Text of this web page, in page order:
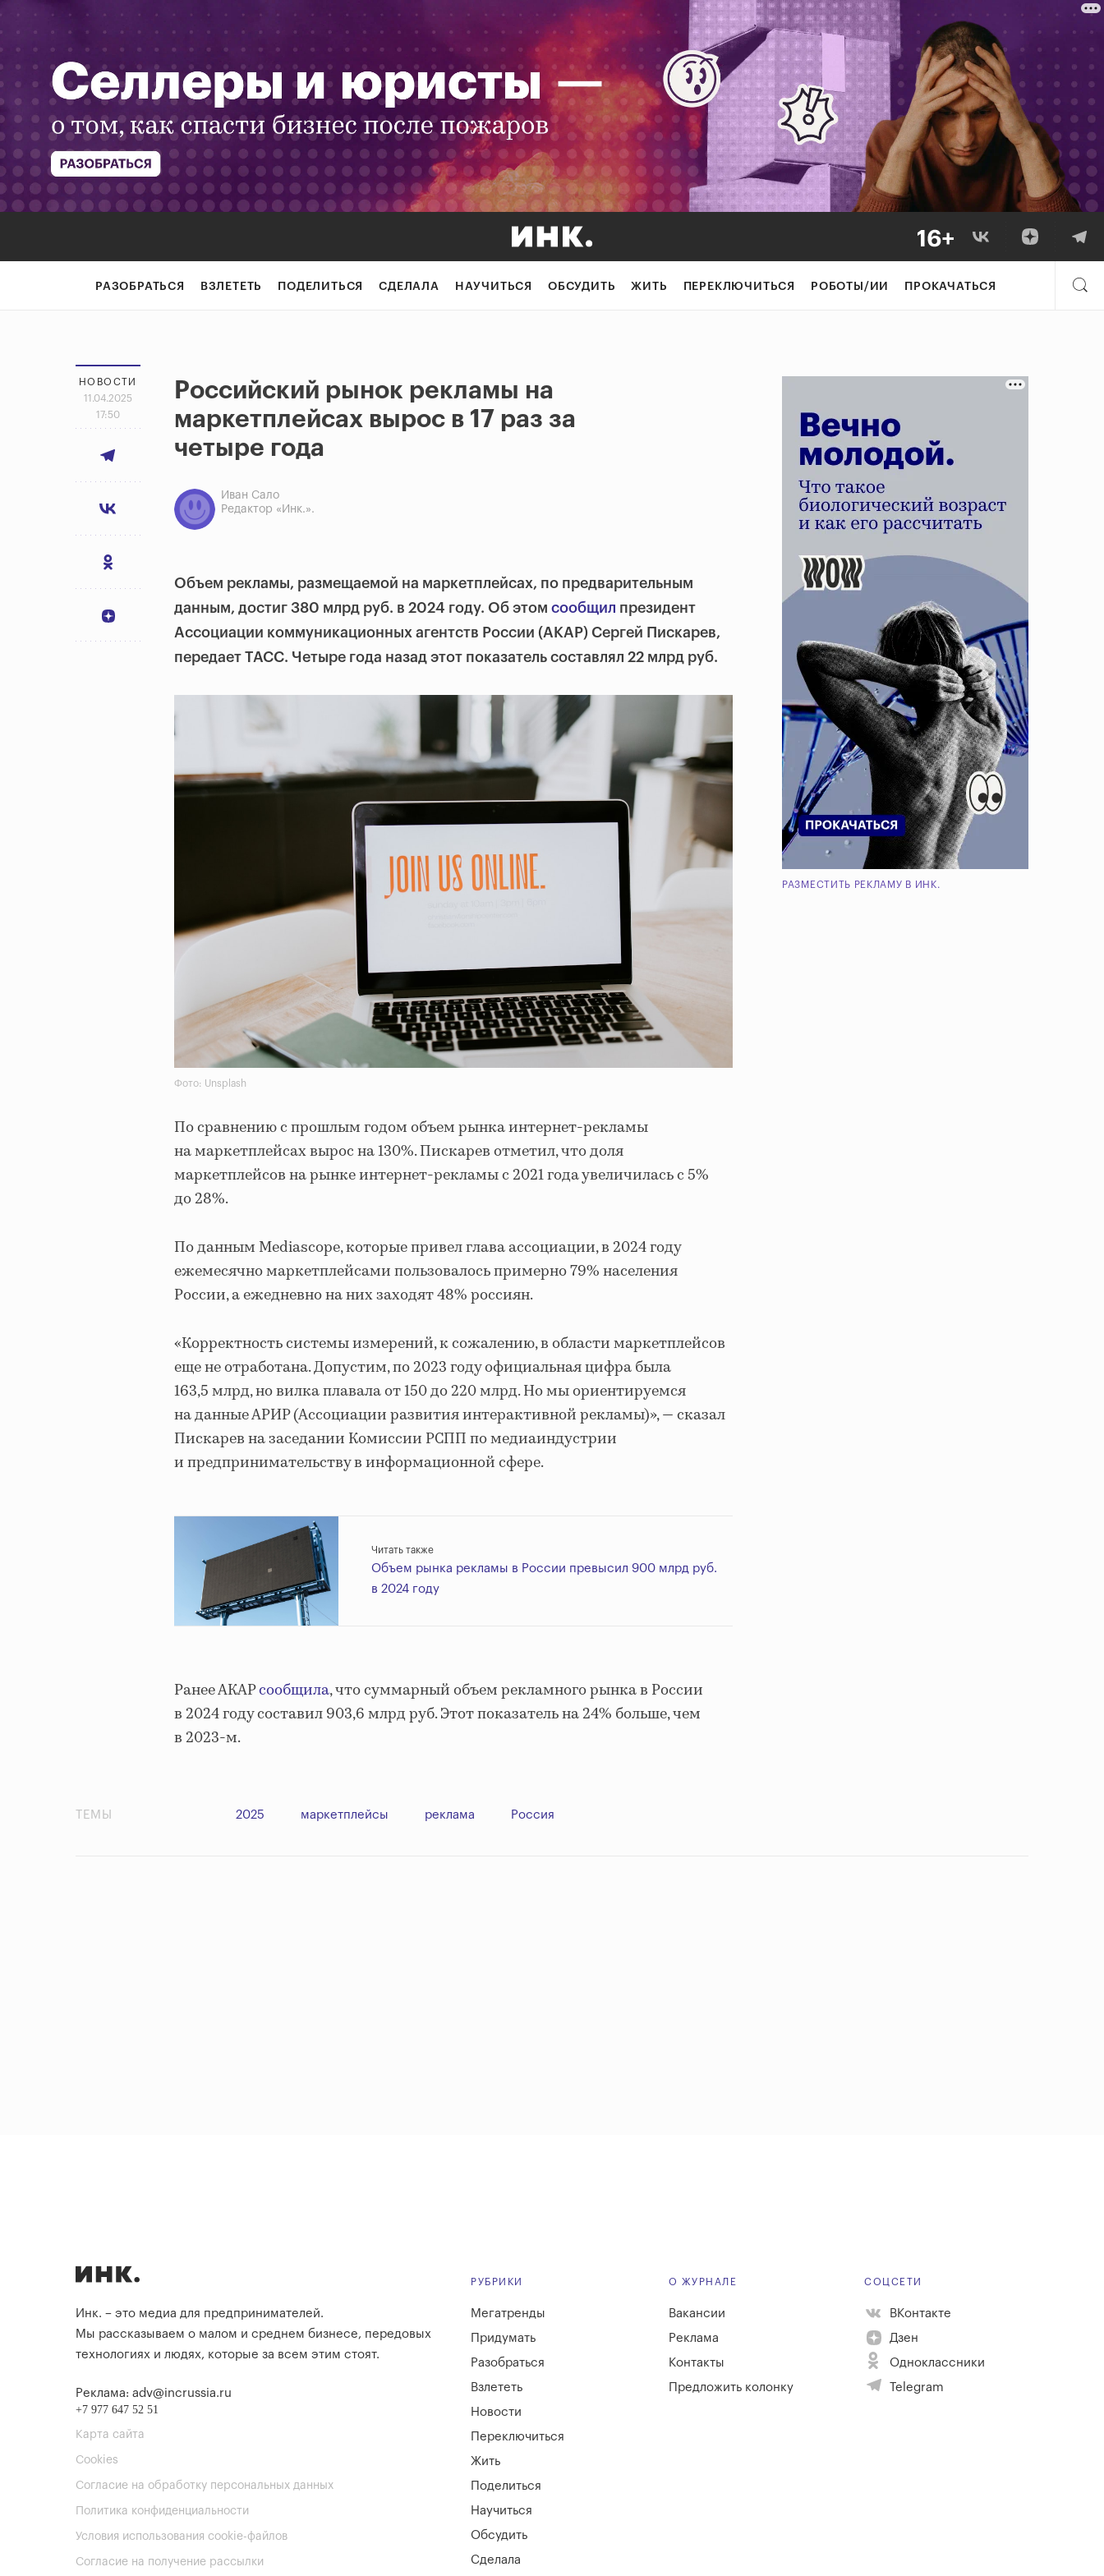
РАЗОБРАТЬСЯ ВЗЛЕТЕТЬ ПОДЕЛИТЬСЯ СДЕЛАЛА НАУЧИТЬСЯ ОБСУДИТЬ ЖИТЬ ПЕРЕКЛЮЧИТЬСЯ РОБОТЫ/ИИ ПРОКАЧАТЬСЯ
НОВОСТИ
11.04.2025
17:50
Российский рынок рекламы на
маркетплейсах вырос в 17 раз за
четыре года
Иван Сало
Редактор «Инк.».
Объем рекламы, размещаемой на маркетплейсах, по предварительным
данным, достиг 380 млрд руб. в 2024 году. Об этом сообщил президент
Ассоциации коммуникационных агентств России (АКАР) Сергей Пискарев,
передает ТАСС. Четыре года назад этот показатель составлял 22 млрд руб.
Фото: Unsplash
По сравнению с прошлым годом объем рынка интернет-рекламы
на маркетплейсах вырос на 130%. Пискарев отметил, что доля
маркетплейсов на рынке интернет-рекламы с 2021 года увеличилась с 5%
до 28%.
По данным Mediascope, которые привел глава ассоциации, в 2024 году
ежемесячно маркетплейсами пользовалось примерно 79% населения
России, а ежедневно на них заходят 48% россиян.
«Корректность системы измерений, к сожалению, в области маркетплейсов
еще не отработана. Допустим, по 2023 году официальная цифра была
163,5 млрд, но вилка плавала от 150 до 220 млрд. Но мы ориентируемся
на данные АРИР (Ассоциации развития интерактивной рекламы)», — сказал
Пискарев на заседании Комиссии РСПП по медиаиндустрии
и предпринимательству в информационной сфере.
Читать также
Объем рынка рекламы в России превысил 900 млрд руб.
в 2024 году
Ранее АКАРсообщила, что суммарный объем рекламного рынка в России
в 2024 году составил 903,6 млрд руб. Этот показатель на 24% больше, чем
в 2023-м.
РАЗМЕСТИТЬ РЕКЛАМУ В ИНК.
ТЕМЫ 2025 маркетплейсы реклама Россия
Инк. – это медиа для предпринимателей.
Мы рассказываем о малом и среднем бизнесе, передовых
технологиях и людях, которые за всем этим стоят.
Реклама: adv@incrussia.ru
+7 977 647 52 51
Карта сайта
Cookies
Согласие на обработку персональных данных
Политика конфиденциальности
Условия использования cookie-файлов
Согласие на получение рассылки
РУБРИКИ
Мегатренды
Придумать
Разобраться
Взлететь
Новости
Переключиться
Жить
Поделиться
Научиться
Обсудить
Сделала
О ЖУРНАЛЕ
Вакансии
Реклама
Контакты
Предложить колонку
СОЦСЕТИ
ВКонтакте
Дзен
Одноклассники
Telegram